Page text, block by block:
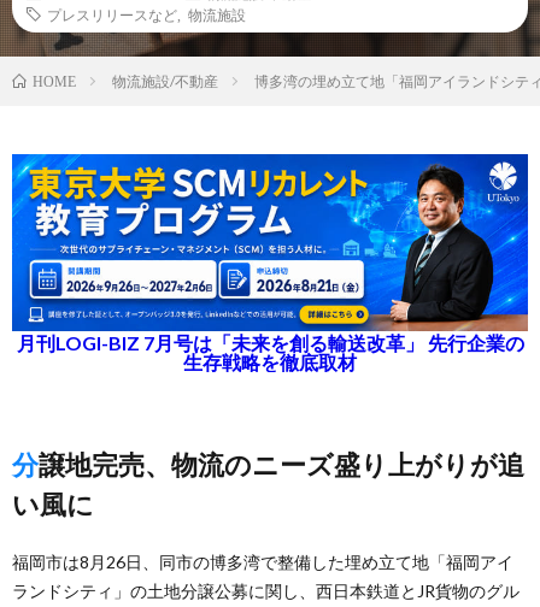
プレスリリースなど
物流施設
HOME 物流施設/不動産 博多湾の埋め立て地「福岡アイランドシテ
月刊LOGI-BIZ 7月号は「未来を創る輸送改革」 先行企業の
生存戦略を徹底取材
分譲地完売、物流のニーズ盛り上がりが追
い風に
福岡市は8月26日、同市の博多湾で整備した埋め立て地「福岡アイ
ランドシティ」の土地分譲公募に関し、西日本鉄道とJR貨物のグル